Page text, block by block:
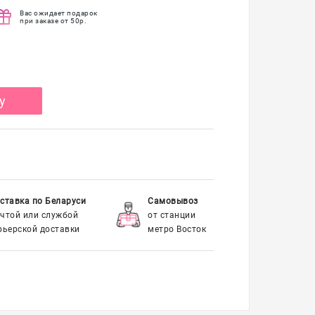
Вас ожидает подарок
при заказе от 50р.
по Беларуси
или службой
доставки
Самовывоз
от станции
метро Восток